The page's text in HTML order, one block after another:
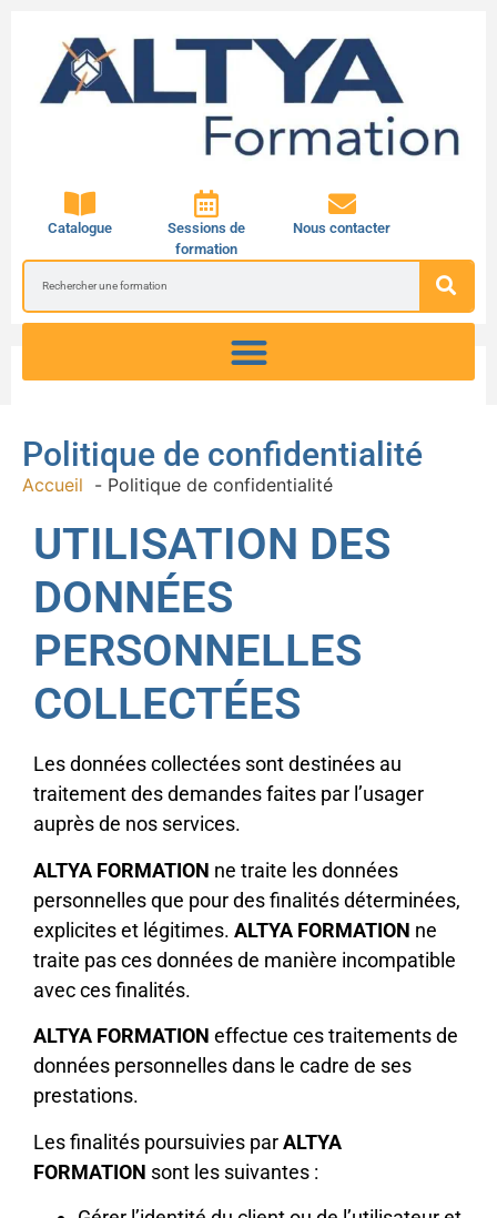
Catalogue
Sessions de
formation
Nous contacter
Politique de confidentialité
Accueil Politique de confidentialité
UTILISATION DES
DONNÉES
PERSONNELLES
COLLECTÉES
Les données collectées sont destinées au
traitement des demandes faites par l’usager
auprès de nos services.
ALTYA FORMATION ne traite les données
personnelles que pour des finalités déterminées,
explicites et légitimes. ALTYA FORMATION ne
traite pas ces données de manière incompatible
avec ces finalités.
ALTYA FORMATION effectue ces traitements de
données personnelles dans le cadre de ses
prestations.
Les finalités poursuivies parALTYA
FORMATION sont les suivantes :